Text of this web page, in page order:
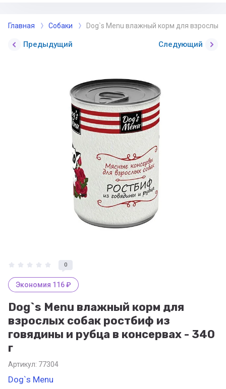
Главная Собаки Dog`s Menu влажный корм для взрослых
Предыдущий Следующий
0
Экономия 116 ₽
Dog`s Menu влажный корм для
взрослых собак ростбиф из
говядины и рубца в консервах - 340
г
Артикул: 77304
Dog`s Menu